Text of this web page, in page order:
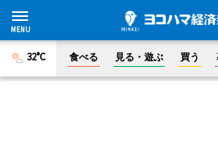
32°C 食べる 見る・遊ぶ 買う